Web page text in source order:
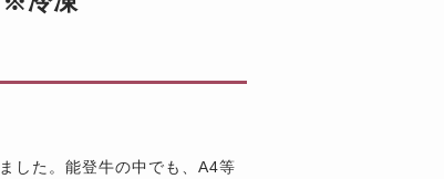
した。能登牛の中でも、A4等